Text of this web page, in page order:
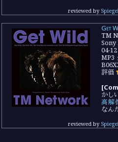
reviewed by Spiegel
Get
TM
Sony
04-
MP3
評価
かし
高解
なん
reviewed by Spiegel